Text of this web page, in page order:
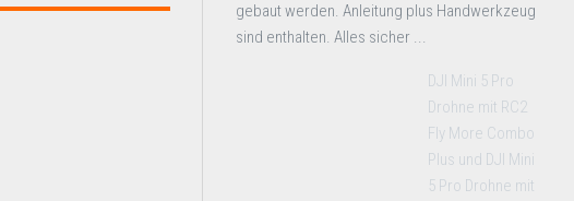
gebaut werden. Anleitung plus Handwerkzeug
sind enthalten. Alles sicher ...
DJI Mini 5 Pro
Drohne mit RC2
Fly More Combo
Plus und DJI Mini
5 Pro Drohne mit